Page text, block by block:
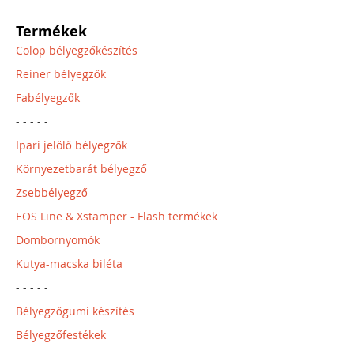
Termékek
Colop bélyegzőkészítés
Reiner bélyegzők
Fabélyegzők
- - - - -
Ipari jelölő bélyegzők
Környezetbarát bélyegző
Zsebbélyegző
EOS Line & Xstamper - Flash termékek
Dombornyomók
Kutya-macska biléta
- - - - -
Bélyegzőgumi készítés
Bélyegzőfestékek